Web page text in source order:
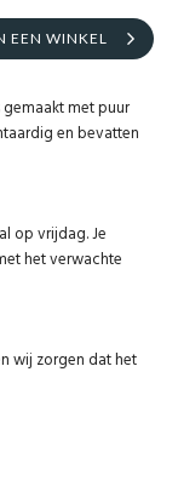
EEN WINKEL
met puur
en bevatten
op vrijdag. Je
het verwachte
wij zorgen dat het